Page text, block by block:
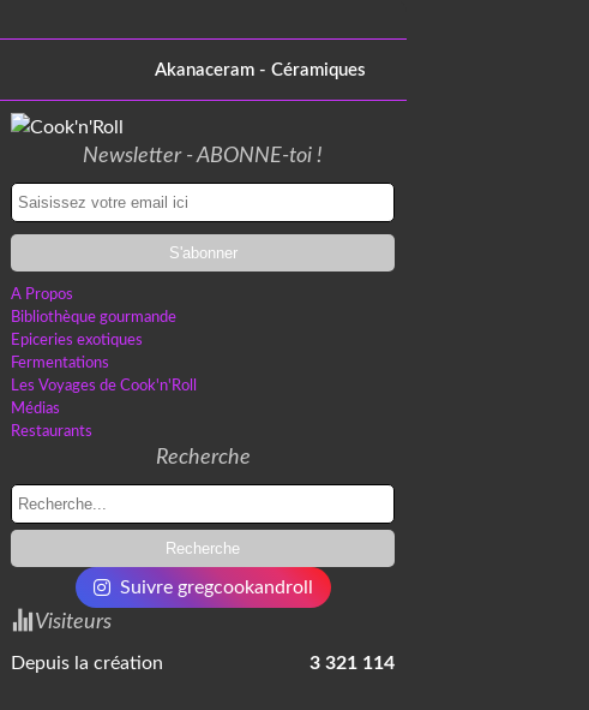
Akanaceram - Céramiques
Newsletter - ABONNE-toi !
A Propos
Bibliothèque gourmande
Epiceries exotiques
Fermentations
Les Voyages de Cook'n'Roll
Médias
Restaurants
Recherche
Suivre gregcookandroll
Visiteurs
Depuis la création 3 321 114